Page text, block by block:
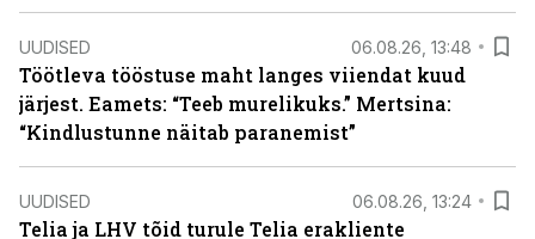
UUDISED 06.08.26, 13:48
Töötleva tööstuse maht langes viiendat kuud
järjest. Eamets: “Teeb murelikuks.” Mertsina:
“Kindlustunne näitab paranemist”
UUDISED 06.08.26, 13:24
Telia ja LHV tõid turule Telia erakliente